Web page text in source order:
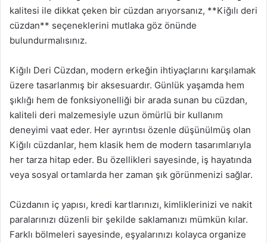
kalitesi ile dikkat çeken bir cüzdan arıyorsanız, **Kiğılı deri
cüzdan** seçeneklerini mutlaka göz önünde
bulundurmalısınız.
Kiğılı Deri Cüzdan, modern erkeğin ihtiyaçlarını karşılamak
üzere tasarlanmış bir aksesuardır. Günlük yaşamda hem
şıklığı hem de fonksiyonelliği bir arada sunan bu cüzdan,
kaliteli deri malzemesiyle uzun ömürlü bir kullanım
deneyimi vaat eder. Her ayrıntısı özenle düşünülmüş olan
Kiğılı cüzdanlar, hem klasik hem de modern tasarımlarıyla
her tarza hitap eder. Bu özellikleri sayesinde, iş hayatında
veya sosyal ortamlarda her zaman şık görünmenizi sağlar.
Cüzdanın iç yapısı, kredi kartlarınızı, kimliklerinizi ve nakit
paralarınızı düzenli bir şekilde saklamanızı mümkün kılar.
Farklı bölmeleri sayesinde, eşyalarınızı kolayca organize